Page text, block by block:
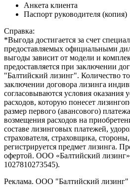
Анкета клиента
Паспорт руководителя (копия)
Справка:
*Выгода достигается за счет
предоставляемых официальными
выгоды зависит от модели и
предоставляется при заключении
"Балтийский лизинг". Количество
заключении договора лизинга
согласовываются условия
расходов, которую понесет
размер первого (авансового)
возмещения расходов на
составе лизинговых платежей,
страхователя, страховщика,
регистрируется предмет лизинга.
офертой. ООО «Балтийский
1027810273545).
Реклама. ООО "Балтийский